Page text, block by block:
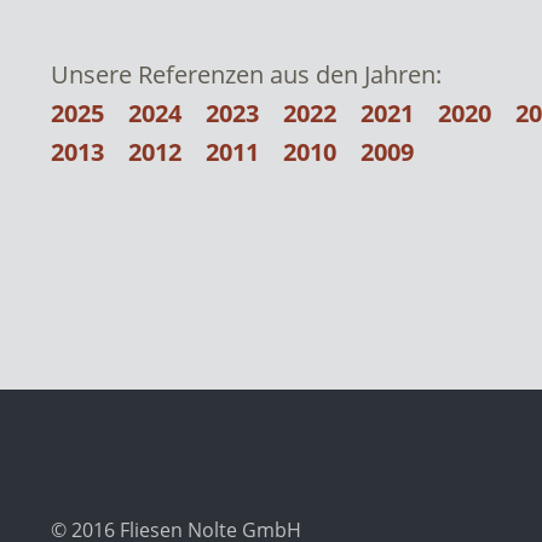
Unsere Referenzen aus den Jahren:
2025
2024 2023 2022 2021 2020
2013
2012 2011 2010 2009
© 2016 Fliesen Nolte GmbH